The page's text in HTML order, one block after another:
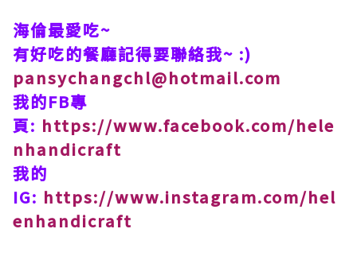
海倫最愛吃~
有好吃的餐廳記得要聯絡我~ :)
pansychangchl@hotmail.com
我的FB專
頁: https://www.facebook.com/hele
nhandicraft
我的
IG: https://www.instagram.com/hel
enhandicraft